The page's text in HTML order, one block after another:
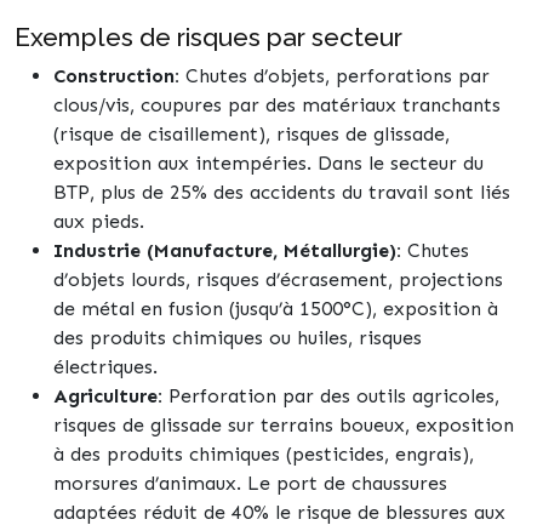
Exemples de risques par secteur
Construction: Chutes d’objets, perforations par
clous/vis, coupures par des matériaux tranchants
(risque de cisaillement), risques de glissade,
exposition aux intempéries. Dans le secteur du
BTP, plus de 25% des accidents du travail sont liés
aux pieds.
Industrie (Manufacture, Métallurgie): Chutes
d’objets lourds, risques d’écrasement, projections
de métal en fusion (jusqu’à 1500°C), exposition à
des produits chimiques ou huiles, risques
électriques.
Agriculture: Perforation par des outils agricoles,
risques de glissade sur terrains boueux, exposition
à des produits chimiques (pesticides, engrais),
morsures d’animaux. Le port de chaussures
adaptées réduit de 40% le risque de blessures aux